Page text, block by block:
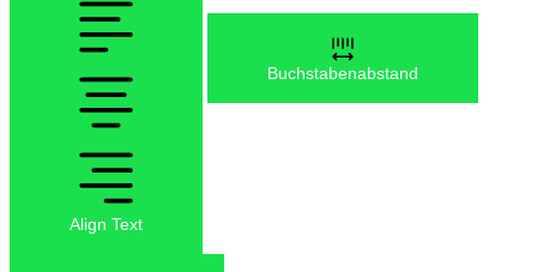
Align Text
Buchstabenabstand